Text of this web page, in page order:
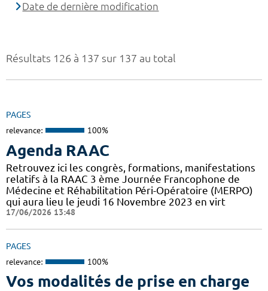
Résultats 126 à 137 sur 137 au total
PAGES
relevance: 100%
Agenda RAAC
Retrouvez ici les congrès, formations, manifestations
relatifs à la RAAC 3 ème Journée Francophone de
Médecine et Réhabilitation Péri-Opératoire (MERPO)
qui aura lieu le jeudi 16 Novembre 2023 en virt
17/06/2026 13:48
PAGES
relevance: 100%
Vos modalités de prise en charge
Date de dernière modification